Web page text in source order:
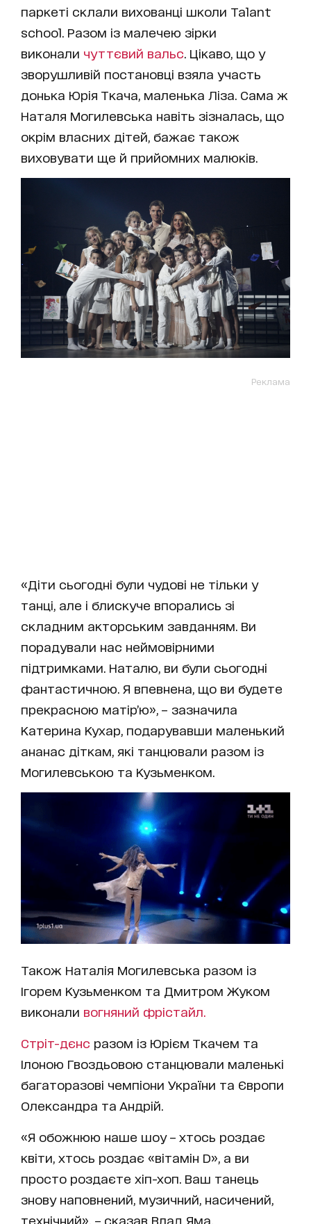
паркеті склали вихованці школи Talant
school. Разом із малечею зірки
виконали чуттєвий вальс . Цікаво, що у
зворушливій постановці взяла участь
донька Юрія Ткача, маленька Ліза. Сама ж
Наталя Могилевська навіть зізналась, що
окрім власних дітей, бажає також
виховувати ще й прийомних малюків.
Реклама
«Діти сьогодні були чудові не тільки у
танці, але і блискуче впорались зі
складним акторським завданням. Ви
порадували нас неймовірними
підтримками. Наталю, ви були сьогодні
фантастичною. Я впевнена, що ви будете
прекрасною матір’ю», – зазначила
Катерина Кухар, подарувавши маленький
ананас діткам, які танцювали разом із
Могилевською та Кузьменком.
Також Наталія Могилевська разом із
Ігорем Кузьменком та Дмитром Жуком
виконали вогняний фрістайл.
Стріт-дєнс разом із Юрієм Ткачем та
Ілоною Гвоздьовою станцювали маленькі
багаторазові чемпіони України та Європи
Олександра та Андрій.
«Я обожнюю наше шоу – хтось роздає
квіти, хтось роздає «вітамін D», а ви
просто роздаєте хіп-хоп. Ваш танець
знову наповнений, музичний, насичений,
технічний», – сказав Влад Яма.